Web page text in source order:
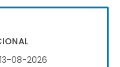
08-2026